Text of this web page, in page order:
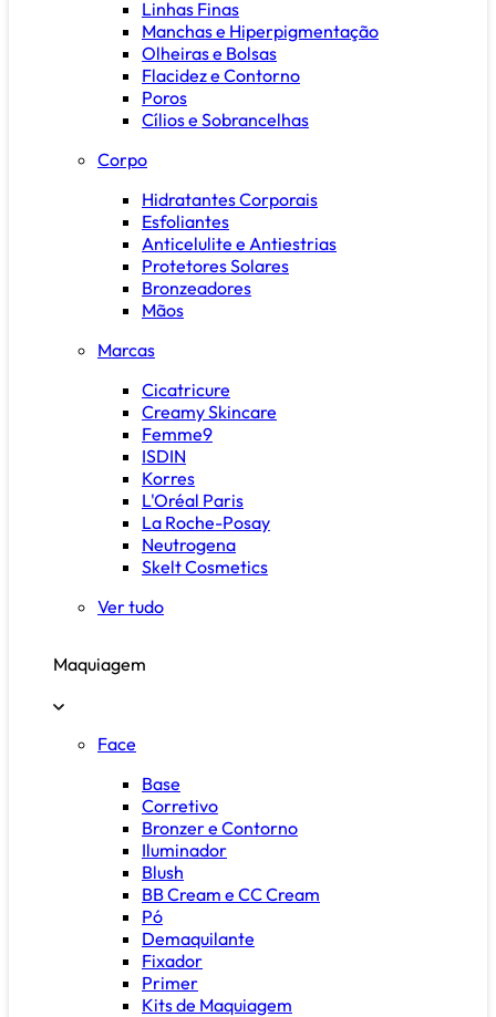
Linhas Finas
Manchas e Hiperpigmentação
Olheiras e Bolsas
Flacidez e Contorno
Poros
Cílios e Sobrancelhas
Corpo
Hidratantes Corporais
Esfoliantes
Anticelulite e Antiestrias
Protetores Solares
Bronzeadores
Mãos
Marcas
Cicatricure
Creamy Skincare
Femme9
ISDIN
Korres
L'Oréal Paris
La Roche-Posay
Neutrogena
Skelt Cosmetics
Ver tudo
Maquiagem
Face
Base
Corretivo
Bronzer e Contorno
Iluminador
Blush
BB Cream e CC Cream
Pó
Demaquilante
Fixador
Primer
Kits de Maquiagem